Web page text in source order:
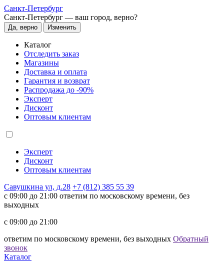
Санкт-Петербург
Санкт-Петербург — ваш город, верно?
Да, верно Изменить
Каталог
Отследить заказ
Магазины
Доставка и оплата
Гарантия и возврат
Распродажа до -90%
Эксперт
Дисконт
Оптовым клиентам
Эксперт
Дисконт
Оптовым клиентам
Савушкина ул, д.28 +7 (812) 385 55 39
c 09:00 до 21:00 ответим по московскому времени, без
выходных
c 09:00 до 21:00
ответим по московскому времени, без выходных Обратный
звонок
Каталог